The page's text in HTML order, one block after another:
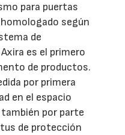
para puertas
según
de
es el primero
de productos.
por primera
en el espacio
por parte
de protección